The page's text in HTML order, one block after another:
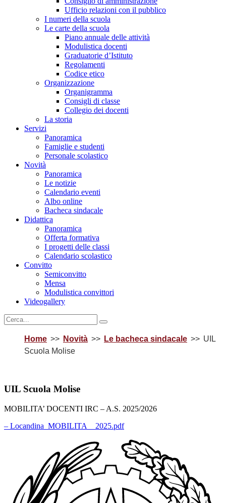
Ufficio relazioni con il pubblico
I numeri della scuola
Le carte della scuola
Piano annuale delle attività
Modulistica docenti
Graduatorie d’Istituto
Regolamenti
Codice etico
Organizzazione
Organigramma
Consigli di classe
Collegio dei docenti
La storia
Servizi
Panoramica
Famiglie e studenti
Personale scolastico
Novità
Panoramica
Le notizie
Calendario eventi
Albo online
Bacheca sindacale
Didattica
Panoramica
Offerta formativa
I progetti delle classi
Calendario scolastico
Convitto
Semiconvitto
Mensa
Modulistica convittori
Videogallery
Home Novità Le bacheca sindacale
UIL
Scuola Molise
UIL Scuola Molise
MOBILITA’ DOCENTI IRC – A.S. 2025/2026
– Locandina_MOBILITA__2025.pdf